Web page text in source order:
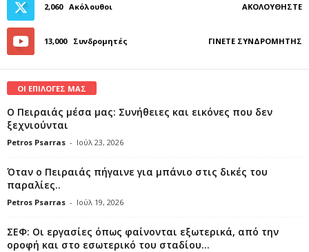
2,060 Ακόλουθοι ΑΚΟΛΟΥΘΉΣΤΕ
13,000 Συνδρομητές ΓΊΝΕΤΕ ΣΥΝΔΡΟΜΗΤΉΣ
ΟΙ ΕΠΙΛΟΓΕΣ ΜΑΣ
Ο Πειραιάς μέσα μας: Συνήθειες και εικόνες που δεν
ξεχνιούνται
Petros Psarras - Ιούλ 23, 2026
Όταν ο Πειραιάς πήγαινε για μπάνιο στις δικές του
παραλίες..
Petros Psarras - Ιούλ 19, 2026
ΣΕΦ: Οι εργασίες όπως φαίνονται εξωτερικά, από την
οροφή και στο εσωτερικό του σταδίου...